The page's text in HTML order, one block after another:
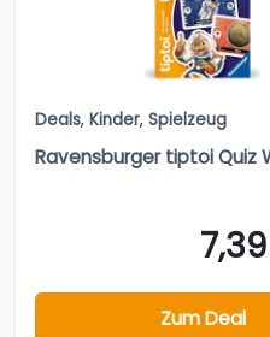
Deals, Kinder, Spielzeug
Ravensburger tiptoi Quiz
Zum Deal